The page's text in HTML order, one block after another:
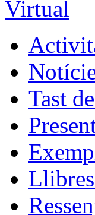
Tast